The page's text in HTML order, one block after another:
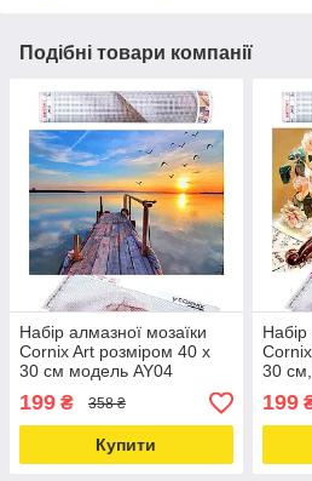
Подібні товари компанії
Набір алмазної мозаїки
Cornix Art розміром 40 x
30 см модель AY04
Love&Life -online-
multimarket-
199 ₴ 358 ₴
Купити
Набір
30
199